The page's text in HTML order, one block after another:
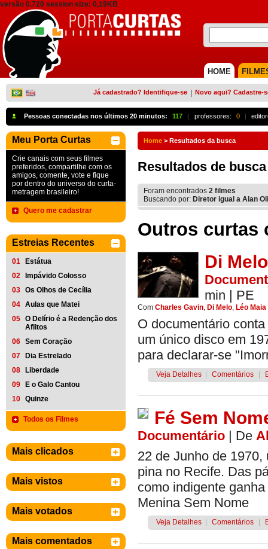
versão 0.720 session size: 0,19KB
HOME
Já cadastrado? Identifique-se Novo aqui? Cadastre-
Pessoas conectadas nos últimos 20 minutos: 117 { professores: 0 |
Meu Porta Curtas
Crie canais com seus filmes
preferidos, compartilhe com os
amigos, comente, vote e fique
por dentro do universo do curta-
metragem brasileiro!
Quero me cadastrar
Estreias Recentes
01
Estátua
02
Impávido Colosso
03 Os Olhos de Cecília
04 Aulas que Matei
05 O Delírio é a Redenção dos
Aflitos
06 Sem Coração
07
Dia Estrelado
08
Liberdade
09
E o Galo Cantou
10 Quinze
Todos os Filmes
Mais clicados
Mais vistos
Mais votados
Mais comentados
Home > Resultados da busca
Resultados de busca
Foram encontrados 2 filmes
Buscando por: Diretor igual a Alan
Outros curtas
Di
min | PE
Com Charles Gavin, Di Melo, Léo Maia
O documentário
um único disco em
para declarar-se
Veja Detalhes Comentários
Fé Sem
Documentário | De
22 de Junho de
pina no Recife. Das
como indigente
Menina Sem Nome
Veja Detalhes Comentários